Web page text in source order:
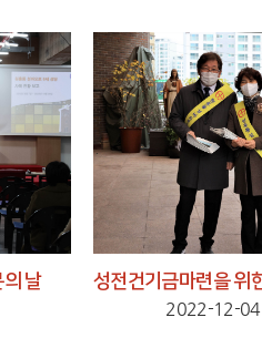
날
2022-12-04